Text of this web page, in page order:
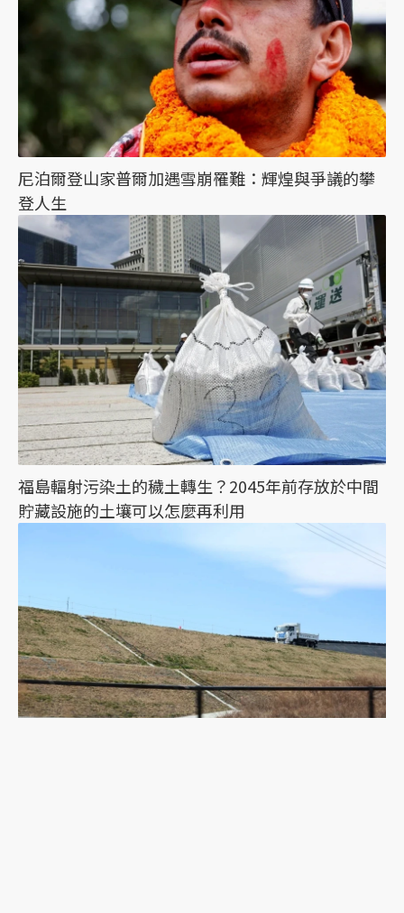
尼泊爾登山家普爾加遇雪崩罹難：輝煌與爭議的攀
登人生
福島輻射污染土的穢土轉生？2045年前存放於中間
貯藏設施的土壤可以怎麼再利用